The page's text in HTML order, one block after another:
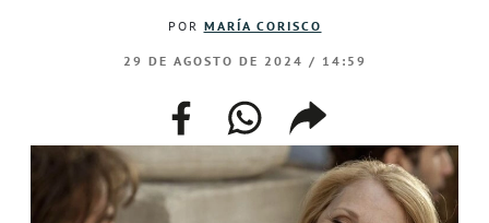
POR MARÍA CORISCO
29 DE AGOSTO DE 2024 / 14:59
facebookwhatsappcompartir
enlace